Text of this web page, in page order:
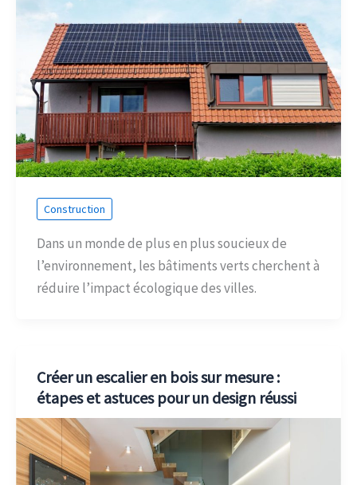
Construction
Dans un monde de plus en plus soucieux de
l’environnement, les bâtiments verts cherchent à
réduire l’impact écologique des villes.
Créer un escalier en bois sur mesure :
étapes et astuces pour un design réussi